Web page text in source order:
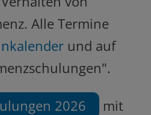
Alle Termine
und auf
2026
mit